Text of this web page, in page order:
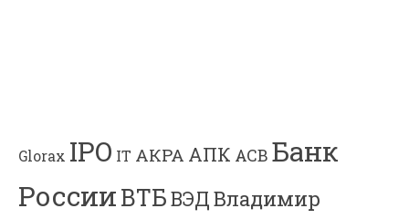
Glorax IPO IT АКРА АПК АСВ Банк
РоссииВТБВЭДВладимир